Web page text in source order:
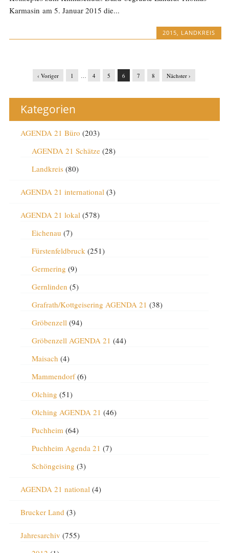
Karmasin am 5. Januar 2015 die...
2015 LANDKREIS
‹ Voriger 1 … 4 5 6 7 8 Nächster ›
Kategorien
AGENDA 21 Büro (203)
AGENDA 21 Schätze(28)
Landkreis(80)
AGENDA 21 international (3)
AGENDA 21 lokal (578)
Eichenau (7)
Fürstenfeldbruck (251)
Germering (9)
Gernlinden (5)
Grafrath/Kottgeisering AGENDA 21 (38)
Gröbenzell (94)
Gröbenzell AGENDA 21 (44)
Maisach (4)
Mammendorf(6)
Olching (51)
Olching AGENDA 21 (46)
Puchheim (64)
Puchheim Agenda 21 (7)
Schöngeising (3)
AGENDA 21 national (4)
Brucker Land (3)
Jahresarchiv (755)